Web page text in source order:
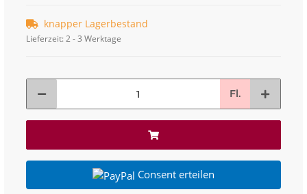
knapper Lagerbestand
Lieferzeit:2 - 3 Werktage
Fl.
Consent erteilen